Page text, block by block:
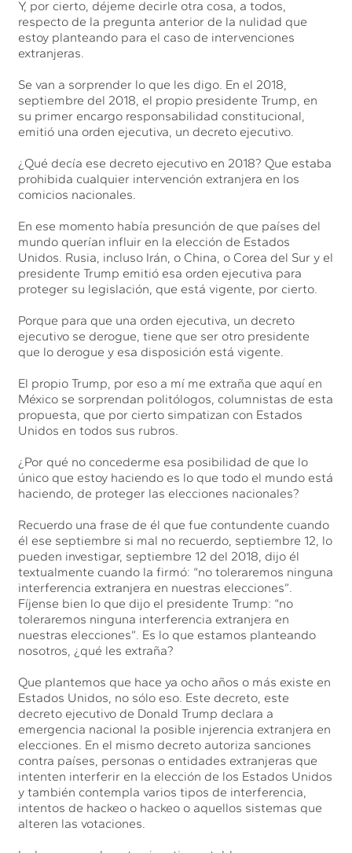
Y, por cierto, déjeme decirle otra cosa, a todos,
respecto de la pregunta anterior de la nulidad que
estoy planteando para el caso de intervenciones
extranjeras.
Se van a sorprender lo que les digo. En el 2018,
septiembre del 2018, el propio presidente Trump, en
su primer encargo responsabilidad constitucional,
emitió una orden ejecutiva, un decreto ejecutivo.
¿Qué decía ese decreto ejecutivo en 2018? Que estaba
prohibida cualquier intervención extranjera en los
comicios nacionales.
En ese momento había presunción de que países del
mundo querían influir en la elección de Estados
Unidos. Rusia, incluso Irán, o China, o Corea del Sur y el
presidente Trump emitió esa orden ejecutiva para
proteger su legislación, que está vigente, por cierto.
Porque para que una orden ejecutiva, un decreto
ejecutivo se derogue, tiene que ser otro presidente
que lo derogue y esa disposición está vigente.
El propio Trump, por eso a mí me extraña que aquí en
México se sorprendan politólogos, columnistas de esta
propuesta, que por cierto simpatizan con Estados
Unidos en todos sus rubros.
¿Por qué no concederme esa posibilidad de que lo
único que estoy haciendo es lo que todo el mundo está
haciendo, de proteger las elecciones nacionales?
Recuerdo una frase de él que fue contundente cuando
él ese septiembre si mal no recuerdo, septiembre 12, lo
pueden investigar, septiembre 12 del 2018, dijo él
textualmente cuando la firmó: “no toleraremos ninguna
interferencia extranjera en nuestras elecciones”.
Fíjense bien lo que dijo el presidente Trump: “no
toleraremos ninguna interferencia extranjera en
nuestras elecciones”. Es lo que estamos planteando
nosotros, ¿qué les extraña?
Que plantemos que hace ya ocho años o más existe en
Estados Unidos, no sólo eso. Este decreto, este
decreto ejecutivo de Donald Trump declara a
emergencia nacional la posible injerencia extranjera en
elecciones. En el mismo decreto autoriza sanciones
contra países, personas o entidades extranjeras que
intenten interferir en la elección de los Estados Unidos
y también contempla varios tipos de interferencia,
intentos de hackeo o hackeo o aquellos sistemas que
alteren las votaciones.